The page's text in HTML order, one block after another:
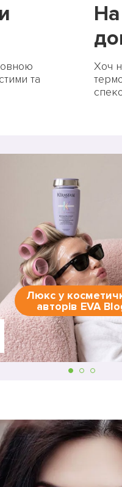
та
Хоч
Люкс у
авторів EVA